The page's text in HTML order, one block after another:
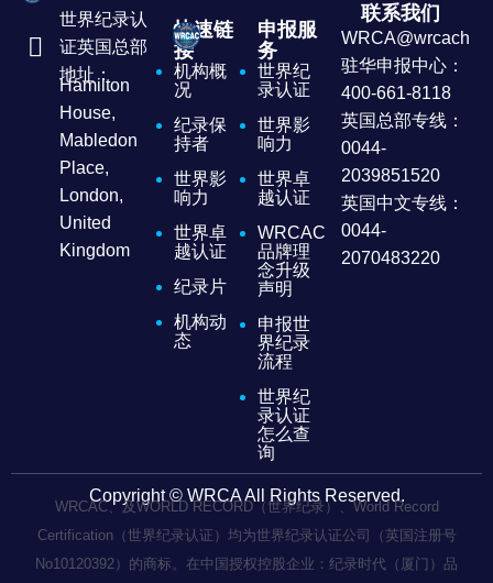
世界纪录认
证英国总部
地址：
Hamilton
House,
Mabledon
Place,
London,
United
Kingdom
快速链
接
机构概
况
纪录保
持者
世界影
响力
世界卓
越认证
纪录片
机构动
态
申报服
务
世界纪
录认证
世界影
响力
世界卓
越认证
WRCAC
品牌理
念升级
声明
申报世
界纪录
流程
世界纪
录认证
怎么查
询
联系我们
驻华申报中心：
400-661-8118
英国总部专线：
0044-
2039851520
英国中文专线：
0044-
2070483220
Copyright © WRCA All Rights Reserved.
WRCAC、及WORLD RECORD（世界纪录）、World Record
Certification（世界纪录认证）均为世界纪录认证公司（英国注册号
No10120392）的商标。在中国授权控股企业：纪录时代（厦门）品